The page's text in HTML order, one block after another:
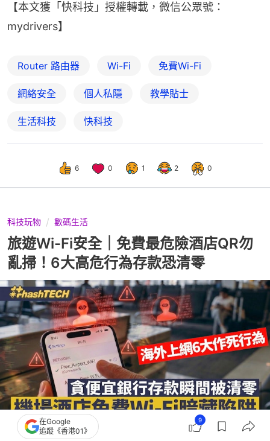
【本文獲「快科技」授權轉載，微信公眾號：
mydrivers】
Router 路由器 Wi-Fi 免費Wi-Fi
網絡安全 個人私隱 教學貼士
生活科技 快科技
6 0 1 2 0
科技玩物 數碼生活
旅遊Wi-Fi安全｜免費最危險酒店QR勿
亂掃！6大高危行為存款恐清零
撰文：鍾世傑
在Google
追蹤《香港01》
9